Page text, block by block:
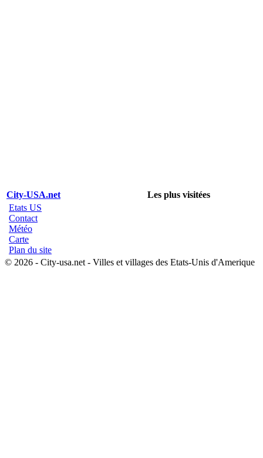
City-USA.net
Les plus visitées
Etats US
Contact
Météo
Carte
Plan du site
© 2026 - City-usa.net - Villes et villages des Etats-Unis d'Amerique